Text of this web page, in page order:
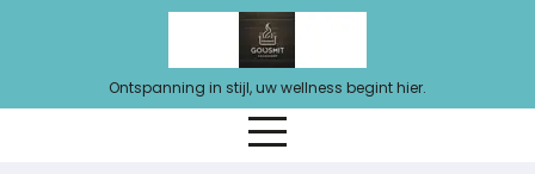
Ontspanning in stijl, uw wellness begint hier.